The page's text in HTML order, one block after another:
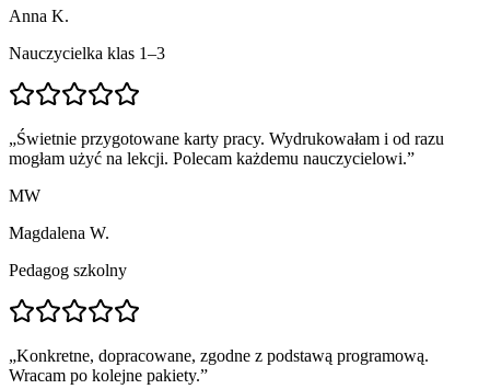
Anna K.
Nauczycielka klas 1–3
„Świetnie przygotowane karty pracy. Wydrukowałam i od razu
mogłam użyć na lekcji. Polecam każdemu nauczycielowi.”
MW
Magdalena W.
Pedagog szkolny
„Konkretne, dopracowane, zgodne z podstawą programową.
Wracam po kolejne pakiety.”